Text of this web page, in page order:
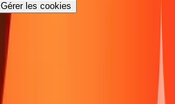
Gérer les cookies